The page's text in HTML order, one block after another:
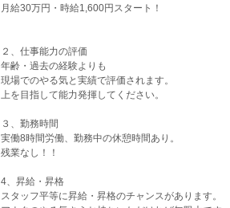
月給30万円・時給1,600円スタート！
２、仕事能力の評価
年齢・過去の経験よりも
現場でのやる気と実績で評価されます。
上を目指して能力発揮してください。
３、勤務時間
実働8時間労働、勤務中の休憩時間あり。
残業なし！！
4、昇給・昇格
スタッフ平等に昇給・昇格のチャンスがあります。